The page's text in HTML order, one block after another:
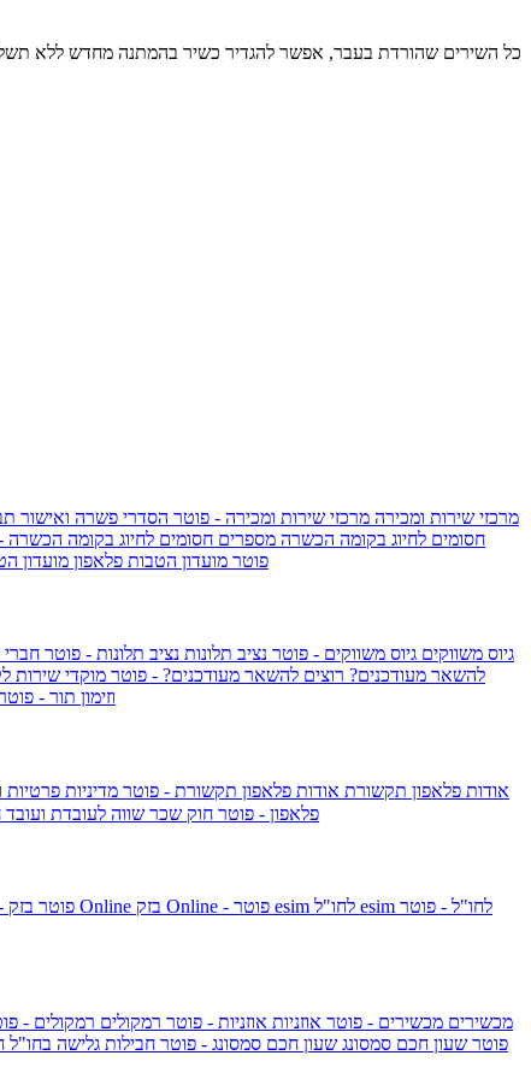
כל השירים שהורדת בעבר, אפשר להגדיר כשיר בהמתנה מחדש ללא
מרכזי שירות ומכירה מרכזי שירות ומכירה - פוטר הסדרי פשרה ואישור
חסומים לחיוג בקומה הכשרה מספרים חסומים לחיוג בקומה הכשרה
IsraelieSIM by Pelephone - פוטר מועדון הטבות פלאפון מועדון
גיוס משווקים גיוס משווקים - פוטר נציב תלונות נציב תלונות - פוטר
להשאר מעודכנים? רוצים להשאר מעודכנים? - פוטר מוקדי שירות
וזימון תור -
אודות פלאפון תקשורת אודות פלאפון תקשורת - פוטר מדיניות
פלאפון - פוטר חוק שכר שווה לעובדת ועובד
yes+FIBER - פוטר בזק Online
esim לחו"ל - פוטר
מכשירים מכשירים - פוטר אוזניות אוזניות - פוטר רמקולים רמקולים -
שעון Apple Watch Series 10 - פוטר שעון חכם סמסונג שעון חכם סמסונג - פוטר חבילות גלישה בחו"ל